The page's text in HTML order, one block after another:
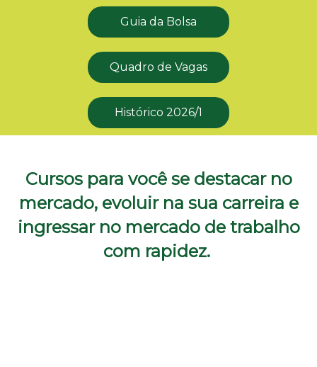
Guia da Bolsa
Quadro de Vagas
Histórico 2026/1
Cursos para você se destacar no
mercado, evoluir na sua carreira e
ingressar no mercado de trabalho
com rapidez.